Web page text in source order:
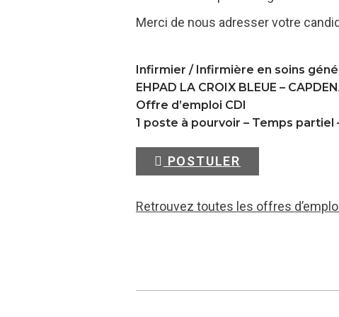
Merci de nous adresser votre
Infirmier / Infirmière en soins
EHPAD LA CROIX BLEUE –
Offre d’emploi CDI
1 poste à pourvoir – Temps
POSTULER
Retrouvez toutes les offres